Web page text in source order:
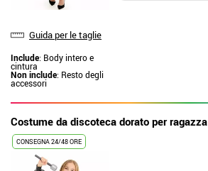
Guida per le taglie
Include: Body intero e
cintura
Non include: Resto degli
accessori
Costume da discoteca dorato per ragazza
CONSEGNA 24/48 ORE